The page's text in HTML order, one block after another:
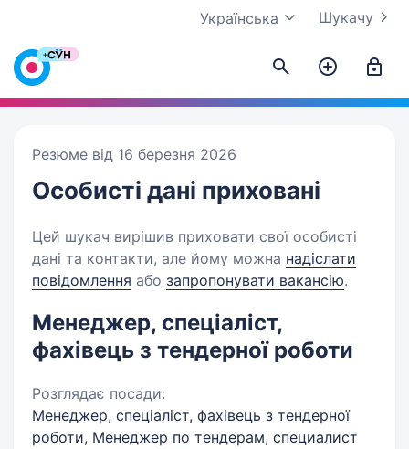
Шукачу
Українська
Резюме від 16 березня 2026
Особисті дані приховані
Цей шукач вирішив приховати свої особисті
дані та контакти, але йому можна надіслати
повідомлення або запропонувати вакансію.
Менеджер, спеціаліст,
фахівець з тендерної роботи
Розглядає посади:
Менеджер, спеціаліст, фахівець з тендерної
роботи, Менеджер по тендерам, специалист